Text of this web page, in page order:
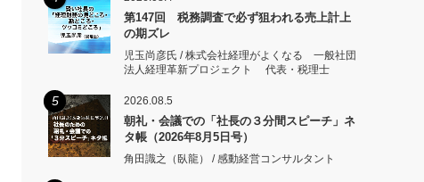
第147回 税務調査で必ず狙われる売上計上
の期ズレ
児玉尚彦氏 / 株式会社経理がよくなる 一般社団
法人経理革新プロジェクト 代表・税理士
5 2026.08.5
朝礼・会議での「社長の３分間スピーチ」ネ
タ帳（2026年8月5日号）
角田識之（臥龍） / 感動経営コンサルタント